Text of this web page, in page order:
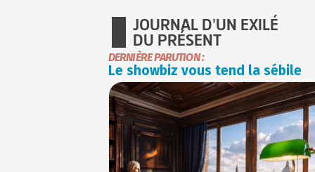
JOURNAL D'UN EXILÉ
DU PRÉSENT
DERNIÈRE PARUTION :
Le showbiz vous tend la sébile